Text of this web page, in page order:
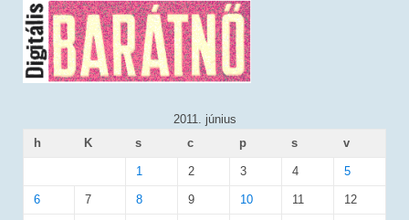
2011. június
h
K s c p s v
1 2 3 4 5
6 7 8 9 10 11 12